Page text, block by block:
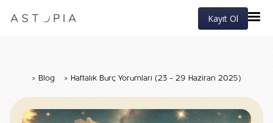
Kayıt Ol
> Blog > Haftalık Burç Yorumları (23 – 29 Haziran 2025)